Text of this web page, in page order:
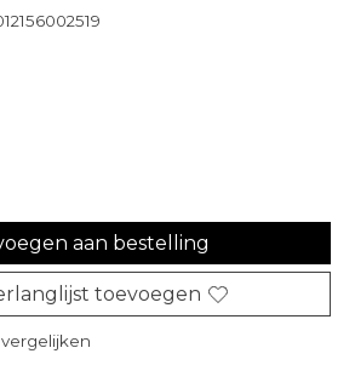
aan bestelling
toevoegen